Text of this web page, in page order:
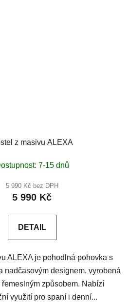
z masivu ALEXA
7-15 dnů
5 990 Kč bez DPH
5 990 Kč
DETAIL
ALEXA je pohodlná pohovka s
nadčasovým designem, vyrobená
způsobem. Nabízí
využití pro spaní i denní...